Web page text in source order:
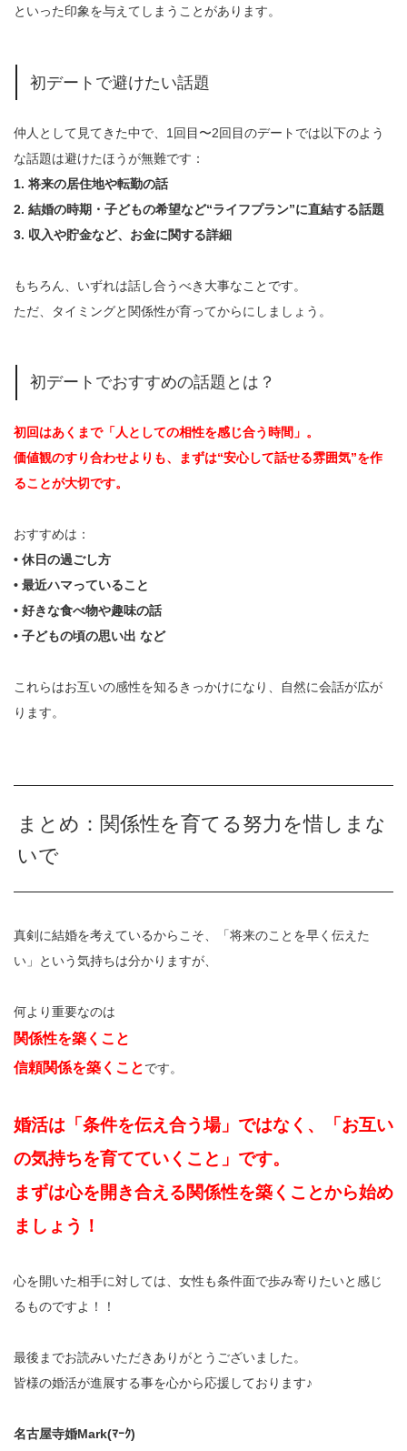
といった印象を与えてしまうことがあります。
初デートで避けたい話題
仲人として見てきた中で、1回目〜2回目のデートでは以下のよう
な話題は避けたほうが無難です：
1. 将来の居住地や転勤の話
2. 結婚の時期・子どもの希望など“ライフプラン”に直結する話題
3. 収入や貯金など、お金に関する詳細
もちろん、いずれは話し合うべき大事なことです。
ただ、タイミングと関係性が育ってからにしましょう。
初デートでおすすめの話題とは？
初回はあくまで「人としての相性を感じ合う時間」。
価値観のすり合わせよりも、まずは“安心して話せる雰囲気”を作
ることが大切です。
おすすめは：
• 休日の過ごし方
• 最近ハマっていること
• 好きな食べ物や趣味の話
• 子どもの頃の思い出 など
これらはお互いの感性を知るきっかけになり、自然に会話が広が
ります。
まとめ：関係性を育てる努力を惜しまな
いで
真剣に結婚を考えているからこそ、「将来のことを早く伝えた
い」という気持ちは分かりますが、
何より重要なのは
関係性を築くこと
信頼関係を築くことです。
婚活は「条件を伝え合う場」ではなく、「お互い
の気持ちを育てていくこと」です。
まずは心を開き合える関係性を築くことから始め
ましょう！
心を開いた相手に対しては、女性も条件面で歩み寄りたいと感じ
るものですよ！！
最後までお読みいただきありがとうございました。
皆様の婚活が進展する事を心から応援しております♪
名古屋寺婚Mark(ﾏｰｸ)